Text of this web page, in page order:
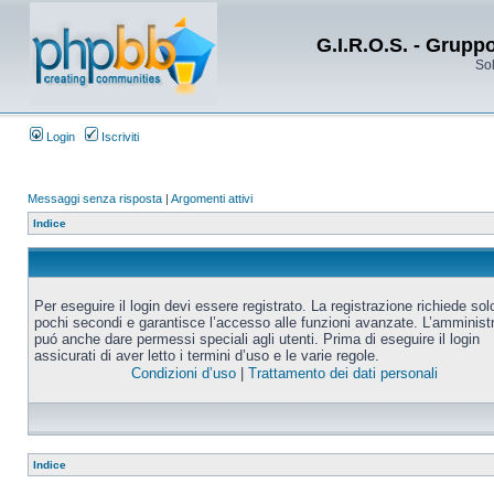
G.I.R.O.S. -
Login Iscriviti
Messaggi senza risposta | Argomenti attivi
Indice
Per eseguire il login devi essere registrato. La registrazione richiede
pochi secondi e garantisce l’accesso alle funzioni avanzate.
puó anche dare permessi speciali agli utenti. Prima di eseguire il login
assicurati di aver letto i termini d’uso e le varie regole.
Condizioni d’uso| Trattamento dei dati personali
Indice